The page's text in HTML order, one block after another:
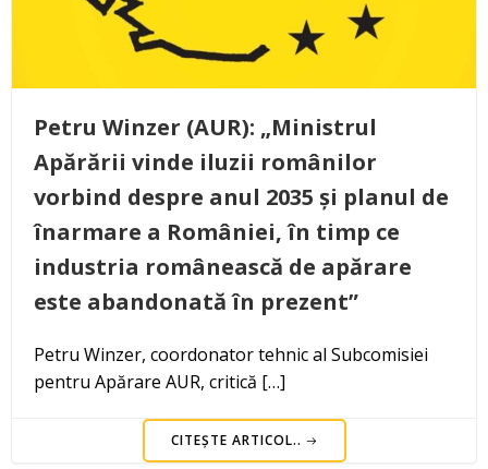
Petru Winzer (AUR): „Ministrul
Apărării vinde iluzii românilor
vorbind despre anul 2035 și planul de
înarmare a României, în timp ce
industria românească de apărare
este abandonată în prezent”
Petru Winzer, coordonator tehnic al Subcomisiei
pentru Apărare AUR, critică […]
CITEȘTE ARTICOL..